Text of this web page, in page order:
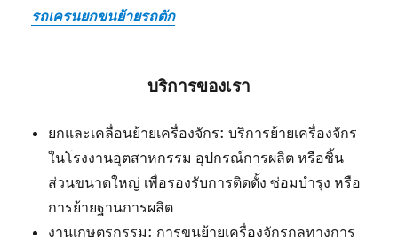
รถเครนยกขนย้ายรถตัก
บริการของเรา
ยกและเคลื่อนย้ายเครื่องจักร: บริการย้ายเครื่องจักร
ในโรงงานอุตสาหกรรม อุปกรณ์การผลิต หรือชิ้น
ส่วนขนาดใหญ่ เพื่อรองรับการติดตั้ง ซ่อมบำรุง หรือ
การย้ายฐานการผลิต
งานเกษตรกรรม: การขนย้ายเครื่องจักรกลทางการ